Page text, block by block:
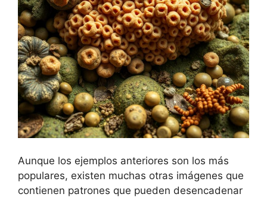
Aunque los ejemplos anteriores son los más
populares, existen muchas otras imágenes que
contienen patrones que pueden desencadenar